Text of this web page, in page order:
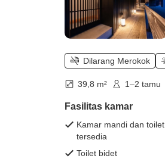
Dilarang Merokok
39,8 m² 1–2 tamu
Fasilitas kamar
Kamar mandi dan toilet
tersedia
Toilet bidet